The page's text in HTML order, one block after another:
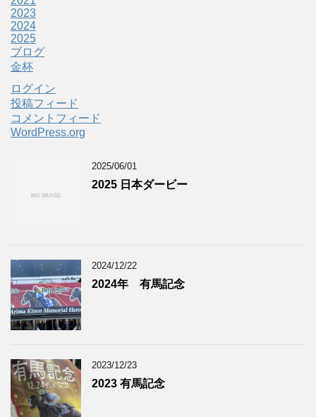
2023
2024
2025
ブログ
金杯
ログイン
投稿フィード
コメントフィード
WordPress.org
2025/06/01
2025 日本ダービー
2024/12/22
2024年 有馬記念
2023/12/23
2023 有馬記念